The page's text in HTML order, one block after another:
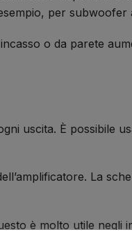
per
o da parete
uscita. È possibile
La
è molto utile